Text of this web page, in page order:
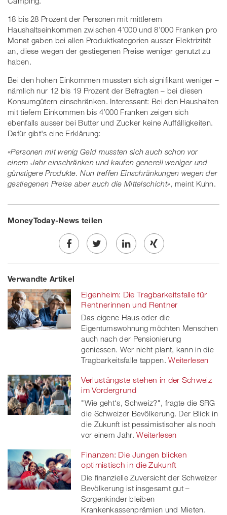
18 bis 28 Prozent der Personen mit mittlerem
Haushaltseinkommen zwischen 4’000 und 8’000 Franken pro
Monat gaben bei allen Produktkategorien ausser Elektrizität
an, diese wegen der gestiegenen Preise weniger genutzt zu
haben.
Bei den hohen Einkommen mussten sich signifikant weniger –
nämlich nur 12 bis 19 Prozent der Befragten – bei diesen
Konsumgütern einschränken. Interessant: Bei den Haushalten
mit tiefem Einkommen bis 4’000 Franken zeigen sich
ebenfalls ausser bei Butter und Zucker keine Auffälligkeiten.
Dafür gibt's eine Erklärung:
«Personen mit wenig Geld mussten sich auch schon vor
einem Jahr einschränken und kaufen generell weniger und
günstigere Produkte. Nun treffen Einschränkungen wegen der
gestiegenen Preise aber auch die Mittelschicht», meint Kuhn.
MoneyToday-News teilen
Share
on
Facebook
Twe
on
twitt
er
Share
linkedin
Share
Xing
Verwandte Artikel
Eigenheim: Die Tragbarkeitsfalle für
Rentnerinnen und Rentner
Das eigene Haus oder die
Eigentumswohnung möchten Menschen
auch nach der Pensionierung
geniessen. Wer nicht plant, kann in die
Tragbarkeitsfalle tappen. Weiterlesen
Verlustängste stehen in der Schweiz
im Vordergrund
"Wie geht‘s, Schweiz?", fragte die SRG
die Schweizer Bevölkerung. Der Blick in
die Zukunft ist pessimistischer als noch
vor einem Jahr. Weiterlesen
Finanzen: Die Jungen blicken
optimistisch in die Zukunft
Die finanzielle Zuversicht der Schweizer
Bevölkerung ist insgesamt gut –
Sorgenkinder bleiben
Krankenkassenprämien und Mieten.